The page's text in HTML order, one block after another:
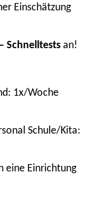
Einschätzung
Schnelltests an!
1x/Woche
Schule/Kita:
eine Einrichtung